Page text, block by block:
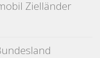
Zielländer